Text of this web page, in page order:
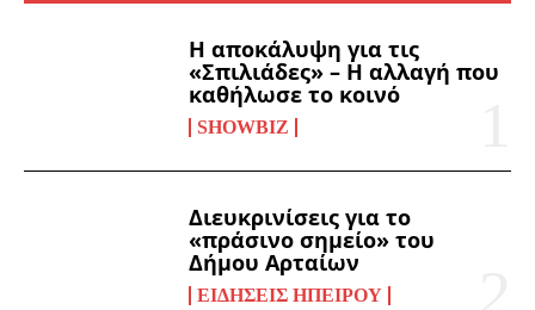
Η αποκάλυψη για τις
«Σπιλιάδες» – Η αλλαγή που
καθήλωσε το κοινό
SHOWBIZ
Διευκρινίσεις για το
«πράσινο σημείο» του
Δήμου Αρταίων
ΕΙΔΉΣΕΙΣ ΗΠΕΊΡΟΥ